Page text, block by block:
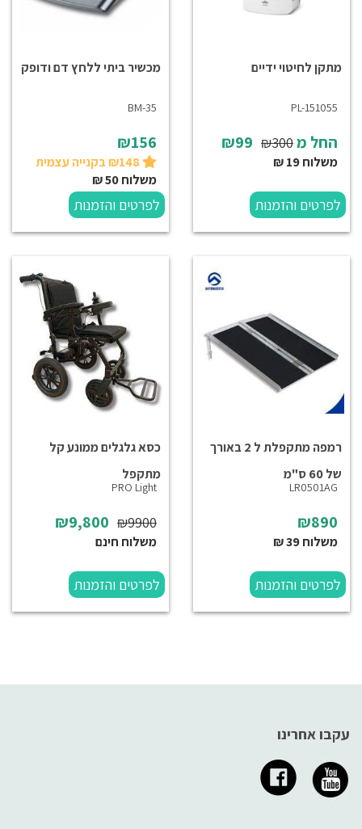
מתקן לחיטוי ידיים
PL-151055
החל מ₪300
משלוח 19 ₪
לפרטים והזמנות
מכשיר ביתי ללחץ דם ודופק
BM-35
₪156
משלוח 50 ₪
לפרטים והזמנות
רמפה מתקפלת ל 2 באורך
של 60 ס"מ
LR0501AG
₪890
משלוח 39 ₪
לפרטים והזמנות
כסא גלגלים ממונע קל
מתקפל
PRO Light
₪9,800 ₪9900
משלוח חינם
לפרטים והזמנות
עקבו אחרינו